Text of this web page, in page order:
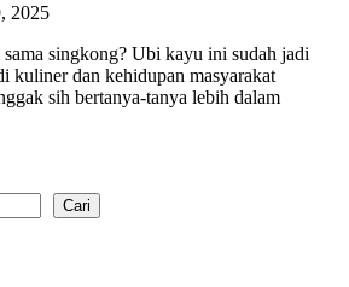
2025
singkong? Ubi kayu ini sudah jadi
kuliner dan kehidupan masyarakat
sih bertanya-tanya lebih dalam
Cari